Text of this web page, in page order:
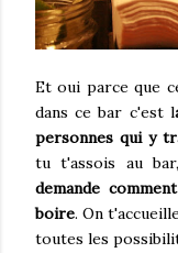
Et oui parce que
dans ce bar c'est l
personnes qui y
tu t'assois au
demande
boire. On
toutes les